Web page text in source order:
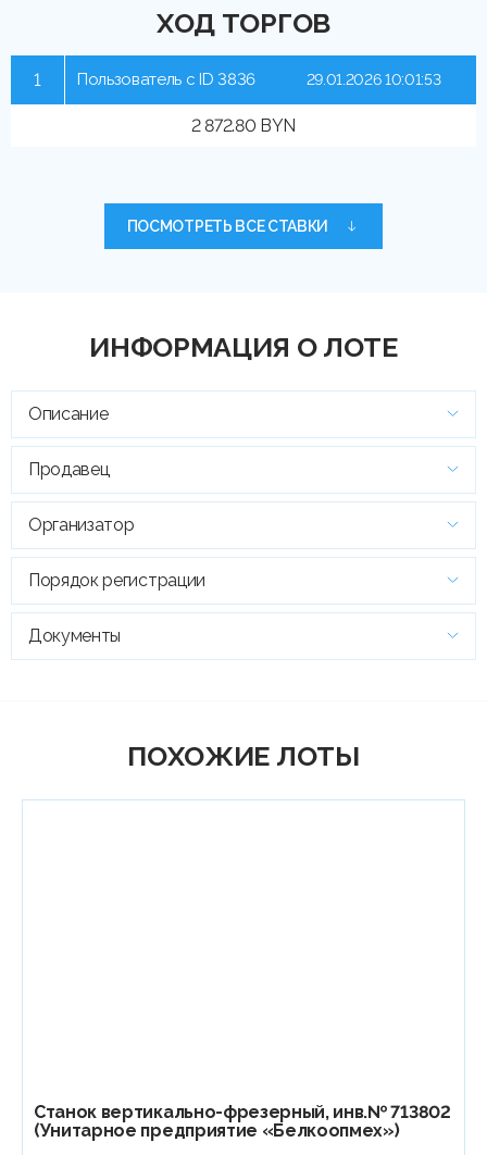
ХОД ТОРГОВ
1 Пользователь с ID 3836
2 872.80 BYN
29.01.2026 10:01:53
ПОСМОТРЕТЬ ВСЕ СТАВКИ
ИНФОРМАЦИЯ О ЛОТЕ
Описание
Продавец
Организатор
Порядок регистрации
Документы
ПОХОЖИЕ ЛОТЫ
Станок вертикально-фрезерный, инв.№ 713802
(Унитарное предприятие «Белкоопмех»)